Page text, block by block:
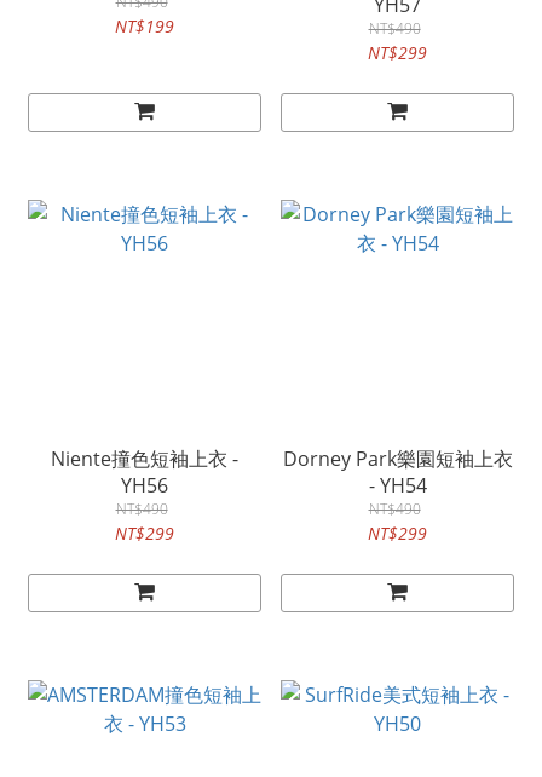
NT$199 NT$490
NT$299
Niente撞色短袖上衣 -
YH56
NT$490
NT$299
Dorney Park樂園短袖上衣
- YH54
NT$490
NT$299